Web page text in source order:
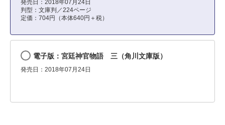
発売日：2018年07月24日
判型：文庫判／224ページ
定価：704円（本体640円＋税）
電子版：宮廷神官物語 三（角川文庫版）
発売日：2018年07月24日